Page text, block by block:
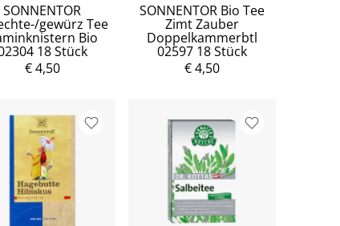
SONNENTOR
gewürz Tee
Bio
18 Stück
€ 4,50
SONNENTOR Bio Tee
Zimt Zauber
Doppelkammerbtl
02597 18 Stück
€ 4,50